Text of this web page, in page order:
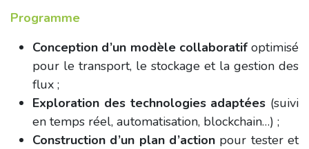
Programme
Conception d’un modèle collaboratifoptimisé
pour le transport, le stockage et la gestion des
flux ;
Exploration des technologies adaptées (suivi
en temps réel, automatisation, blockchain…) ;
Construction d’un plan d’action pour tester et